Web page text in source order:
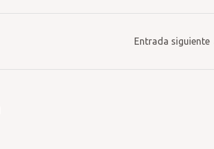
Entrada siguiente